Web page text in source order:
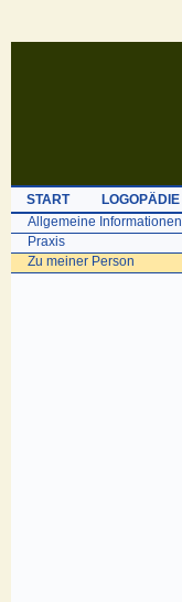
START LOGOPÄDIE
Allgemeine Informationen
Praxis
Zu meiner Person